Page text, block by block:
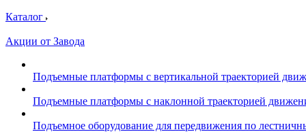
Каталог
Акции от Завода
Подъемные платформы с вертикальной траекторией
Подъемные платформы с наклонной траекторией
Подъемное оборудование для передвижения по